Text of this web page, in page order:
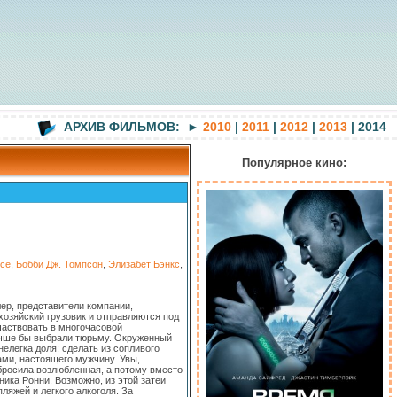
АРХИВ ФИЛЬМОВ: ► 2010 | 2011 | 2012 | 2013 | 2014
Бобби Дж. Томпсон Элизабет Бэнкс
представители компании,
грузовик и отправляются под
в многочасовой
бы выбрали тюрьму. Окруженный
доля: сделать из сопливого
настоящего мужчину. Увы,
возлюбленная, а потому вместо
Ронни. Возможно, из этой затеи
и легкого алкоголя. За
Популярное кино: